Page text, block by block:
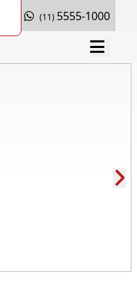
(11) 5555-1000